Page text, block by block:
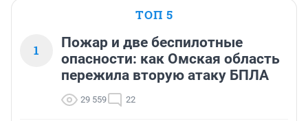
ТОП 5
1
Пожар и две беспилотные
опасности: как Омская область
пережила вторую атаку БПЛА
29 559 22